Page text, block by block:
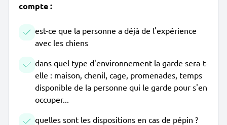
compte :
est-ce que la personne a déjà de l'expérience
avec les chiens
dans quel type d'environnement la garde sera-t-
elle : maison, chenil, cage, promenades, temps
disponible de la personne qui le garde pour s'en
occuper...
quelles sont les dispositions en cas de pépin ?